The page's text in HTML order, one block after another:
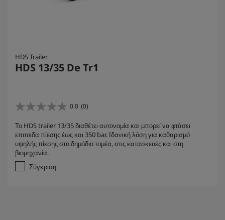
HDS Trailer
HDS 13/35 De Tr1
0.0 (0)
0
0
α
π
ό
α
Το HDS trailer 13/35 διαθέτει αυτονομία και μπορεί να φτάσει
επιπεδα πίεσης έως και 350 bar. Ιδανική λύση για καθαρισμό
υψηλής πίεσης στο δημόδιο τομέα, στις κατασκευές και στη
βιομηχανία.
Σύγκριση